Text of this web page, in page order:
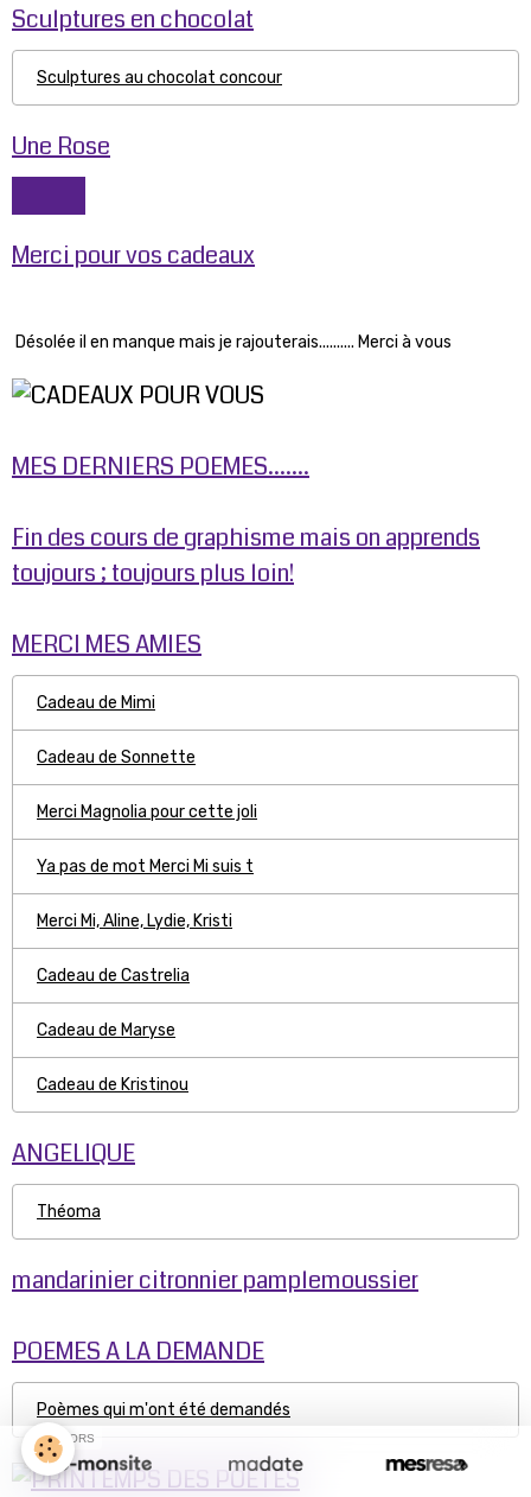
Sculptures en chocolat
Sculptures au chocolat concour
Une Rose
Merci pour vos cadeaux
Désolée il en manque mais je rajouterais.......... Merci à vous
MES DERNIERS POEMES.......
Fin des cours de graphisme mais on apprends
toujours ; toujours plus loin!
MERCI MES AMIES
Cadeau de Mimi
Cadeau de Sonnette
Merci Magnolia pour cette joli
Ya pas de mot Merci Mi suis t
Merci Mi, Aline, Lydie, Kristi
Cadeau de Castrelia
Cadeau de Maryse
Cadeau de Kristinou
ANGELIQUE
Théoma
mandarinier citronnier pamplemoussier
POEMES A LA DEMANDE
Poèmes qui m'ont été demandés
SPONSORS